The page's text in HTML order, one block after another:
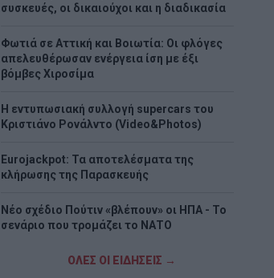
συσκευές, οι δικαιούχοι και η διαδικασία
Φωτιά σε Αττική και Βοιωτία: Οι φλόγες
απελευθέρωσαν ενέργεια ίση με έξι
βόμβες Χιροσίμα
H εντυπωσιακή συλλογή supercars του
Κριστιάνο Ρονάλντο (Video&Photos)
Eurojackpot: Τα αποτελέσματα της
κλήρωσης της Παρασκευής
Νέο σχέδιο Πούτιν «βλέπουν» οι ΗΠΑ - Το
σενάριο που τρομάζει το ΝΑΤΟ
Στα «Παραπολιτικά»: Προς 30.000
ΟΛΕΣ ΟΙ ΕΙΔΗΣΕΙΣ →